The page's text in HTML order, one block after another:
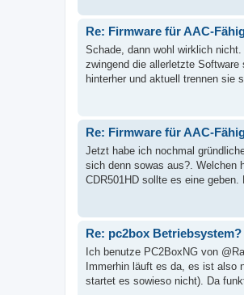
Re: Firmware für AAC-
Schade, dann wohl wirklich
zwingend die allerletzte
hinterher und aktuell trennen sie
Re: Firmware für AAC-
Jetzt habe ich nochmal
sich denn sowas aus?. Welchen
CDR501HD sollte es eine geben.
Re: pc2box Betriebsystem?
Ich benutze PC2BoxNG von
Immerhin läuft es da, es ist also
startet es sowieso nicht). Da